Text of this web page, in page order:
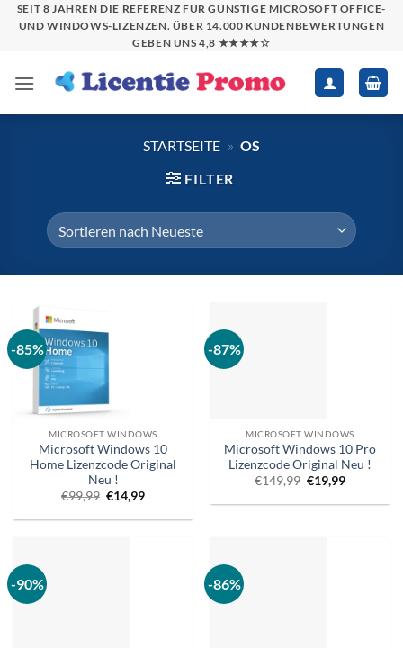
Zum
Inhalt
SEIT 8 JAHREN DIE REFERENZ FÜR GÜNSTIGE MICROSOFT OFFICE-
UND WINDOWS-LIZENZEN. ÜBER 14.000 KUNDENBEWERTUNGEN
GEBEN UNS 4,8 ★★★★☆
STARTSEITE » OS
FILTER
-85%
MICROSOFT WINDOWS
Microsoft Windows 10
Home Lizenzcode Original
Neu !
€99,99 Ursprünglicher
Preis
war:
€14,99Aktueller
ist:
-87%
MICROSOFT WINDOWS
Microsoft Windows 10 Pro
Lizenzcode Original Neu !
€149,99 Ursprünglicher
Preis
war:
€19,99Aktueller
ist:
-90% -86%